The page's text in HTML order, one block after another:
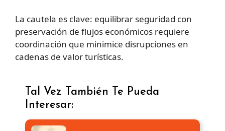
La cautela es clave: equilibrar seguridad con
preservación de flujos económicos requiere
coordinación que minimice disrupciones en
cadenas de valor turísticas.
Tal Vez También Te Pueda
Interesar: